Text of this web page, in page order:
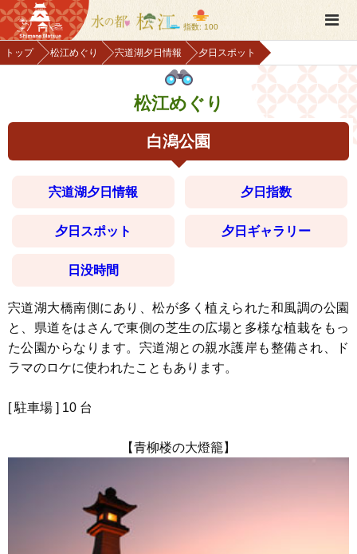
指数: 100
トップ 松江めぐり 宍道湖夕日情報 夕日スポット
松江めぐり
白潟公園
宍道湖夕日情報 夕日指数
夕日スポット 夕日ギャラリー
日没時間
宍道湖大橋南側にあり、松が多く植えられた和風調の公園
と、県道をはさんで東側の芝生の広場と多様な植栽をもっ
た公園からなります。宍道湖との親水護岸も整備され、ド
ラマのロケに使われたこともあります。
[ 駐車場 ] 10 台
【青柳楼の大燈籠】